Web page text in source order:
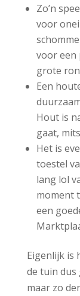
Zo’n
voor
voor een
grote
Een
Hout is
gaat,
Het is
toestel
lang lol
moment
een
Eigenlijk is
de tuin dus
maar zo